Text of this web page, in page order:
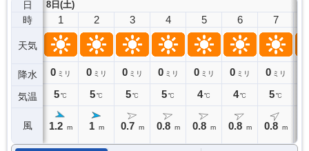
日
時
天気
降水
気温
風
8日(土)
1
0 ミリ
5℃
1.2 m
2
0 ミリ
5℃
1 m
3
0 ミリ
5℃
0.7 m
4
0 ミリ
5℃
0.8 m
5
0 ミリ
4℃
0.8 m
6
0 ミリ
4℃
0.8 m
7
0 ミリ
5℃
0.8 m